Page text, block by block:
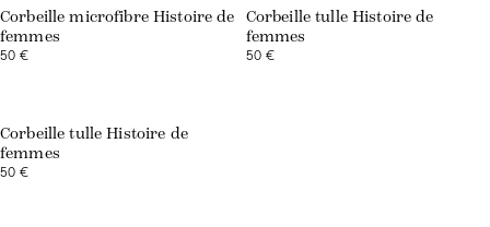
Corbeille microfibre Histoire de
femmes
50 €
Corbeille tulle Histoire de
femmes
50 €
Corbeille tulle Histoire de
femmes
50 €